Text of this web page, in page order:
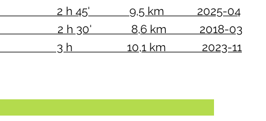
2 h 30' 8,6 km 2018-03
3 h 10,1 km 2023-11
2 h 45' 9,5 km 2025-04